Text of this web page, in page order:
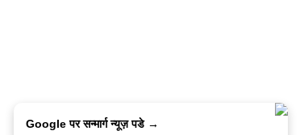
Google पर सन्मार्ग न्यूज़ पडे →